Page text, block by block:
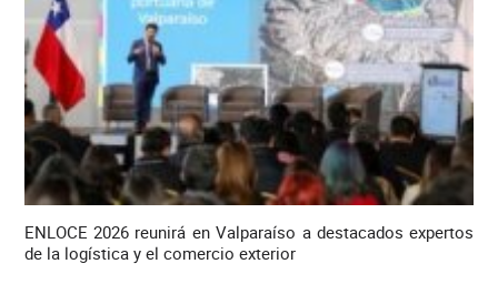
ENLOCE 2026 reunirá en Valparaíso a destacados expertos
de la logística y el comercio exterior